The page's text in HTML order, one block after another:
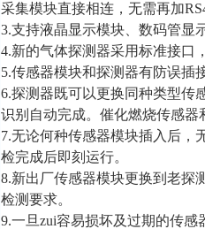
采集模块直接相连，无需再加
3.支持液晶显示模块、数码管显
4.新的气体探测器采用标准接口
5.传感器模块和探测器有防误插
6.探测器既可以更换同种类型传
识别自动完成。催化燃烧传感器
7.无论何种传感器模块插入后，
检完成后即刻运行。
8.新出厂传感器模块更换到老探
检测要求。
9.一旦zui容易损坏及过期的传